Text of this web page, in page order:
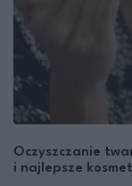
Oczyszczanie
i najlepsze